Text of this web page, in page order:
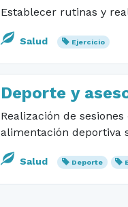
Establecer rutinas y
Salud Ejercicio
Deporte y
Realización de
alimentación deportiva
Salud Deporte